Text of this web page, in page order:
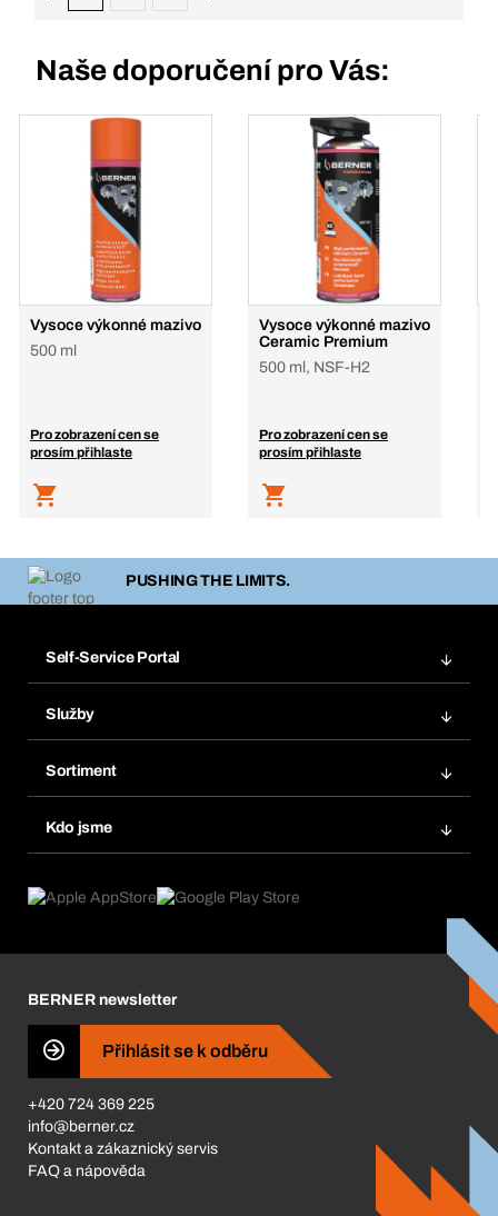
Naše doporučení pro Vás:
Vysoce výkonné mazivo
500 ml
Pro zobrazení cen se
prosím přihlaste
Vysoce výkonné mazivo
Ceramic Premium
500 ml, NSF-H2
Pro zobrazení cen se
prosím přihlaste
PUSHING THE LIMITS.
Self-Service Portal
Oblíbené
Opakované objednávky
Automatické objednávky
Služby
Chemická databáze
eProcurement
Produktový poradce
Sortiment
Kdo jsme
Co nás pohání
BERNER Obchod
ISO Certifikáty
Business Conduct
BERNER newsletter
Přihlásit se k odběru
+420 724 369 225
info@berner.cz
Kontakt a zákaznický servis
FAQ a nápověda